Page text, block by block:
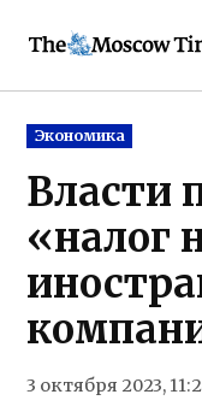
Posted
in
Экономика
Власти
«налог
3 октября 2023,